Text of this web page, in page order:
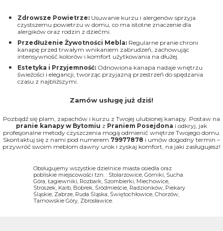
Zamów usługę już dziś!
Zdrowsze Powietrze: Usuwanie kurzu i alergenów sprzyja
czystszemu powietrzu w domu, co ma istotne znaczenie dla
alergików oraz rodzin z dziećmi.
Przedłużenie Żywotności Mebla: Regularne pranie chroni
kanapę przed trwałym wnikaniem zabrudzeń, zachowując
intensywność kolorów i komfort użytkowania na dłużej.
Estetyka i Przyjemność: Odnowiona kanapa nadaje wnętrzu
świeżości i elegancji, tworząc przyjazną przestrzeń do spędzania
czasu z najbliższymi.
Pozbądź się plam, zapachów i kurzu z Twojej ulubionej kanapy. Postaw na
pranie kanapy w Bytomiu z Praniem Posejdona i odkryj, jak
profesjonalne metody czyszczenia mogą odmienić wnętrze Twojego domu.
Skontaktuj się z nami pod numerem 79977878 i umów dogodny termin –
przywróć swoim meblom dawny urok i zyskaj komfort, na jaki zasługujesz!
Obsługujemy wszystkie dzielnice miasta osiedla oraz
pobliskie miejscowości tzn. : Stolarzowice, Górniki, Sucha
Góra, Łagiewniki, Rozbark, Szombierki, Miechowice,
Stroszek, Karb, Bobrek, Śródmieście, Radzionków, Piekary
Śląskie, Zabrze, Ruda Śląska, Świętochłowice, Chorzów,
Tarnowskie Góry, Zbrosławice.